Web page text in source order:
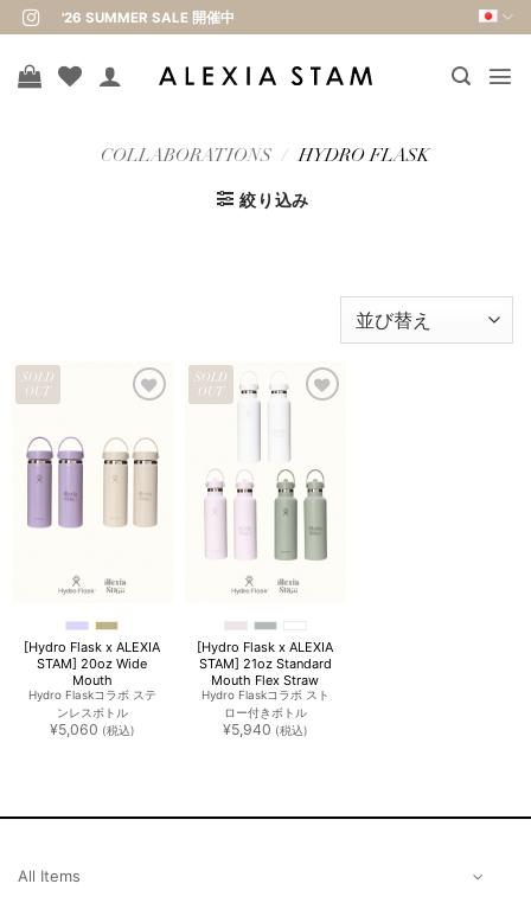
Skip
to
content
'26 SUMMER SALE 開催中
COLLABORATIONS / HYDRO FLASK
絞り込み
SOLD
OUT
りに
追加
[Hydro Flask x ALEXIA
STAM] 20oz Wide
Mouth
Hydro Flaskコラボ ステ
ンレスボトル
¥5,060 (税込)
SOLD
OUT
[Hydro Flask x ALEXIA
STAM] 21oz Standard
Mouth Flex Straw
Hydro Flaskコラボ スト
ロー付きボトル
¥5,940 (税込)
All Items